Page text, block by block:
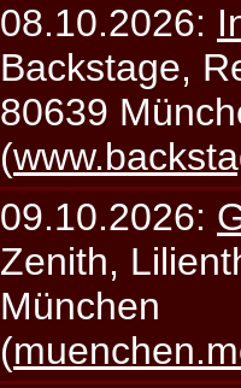
08.10.2026:
Backstage,
80639
(
09.10.2026:
Zenith,
München
(